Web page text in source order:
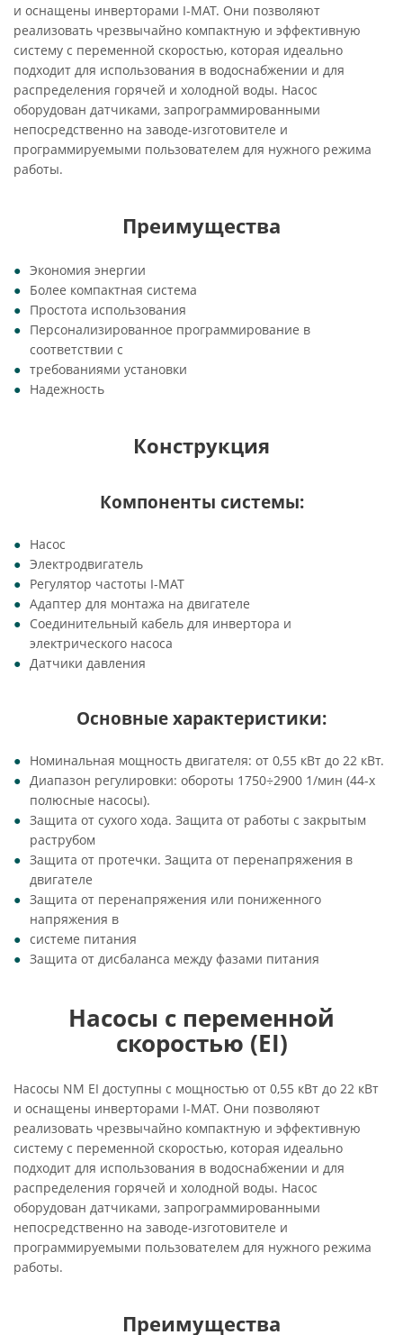
и оснащены инверторами I-MAT. Они позволяют
реализовать чрезвычайно компактную и эффективную
систему с переменной скоростью, которая идеально
подходит для использования в водоснабжении и для
распределения горячей и холодной воды. Насос
оборудован датчиками, запрограммированными
непосредственно на заводе-изготовителе и
программируемыми пользователем для нужного режима
работы.
Преимущества
Экономия энергии
Более компактная система
Простота использования
Персонализированное программирование в
соответствии с
требованиями установки
Надежность
Конструкция
Компоненты системы:
Насос
Электродвигатель
Регулятор частоты I-MAT
Адаптер для монтажа на двигателе
Соединительный кабель для инвертора и
электрического насоса
Датчики давления
Основные характеристики:
Номинальная мощность двигателя: от 0,55 кВт до 22 кВт.
Диапазон регулировки: обороты 1750÷2900 1/мин (44-х
полюсные насосы).
Защита от сухого хода. Защита от работы с закрытым
раструбом
Защита от протечки. Защита от перенапряжения в
двигателе
Защита от перенапряжения или пониженного
напряжения в
системе питания
Защита от дисбаланса между фазами питания
Насосы с переменной
скоростью (EI)
Насосы NM EI доступны с мощностью от 0,55 кВт до 22 кВт
и оснащены инверторами I-MAT. Они позволяют
реализовать чрезвычайно компактную и эффективную
систему с переменной скоростью, которая идеально
подходит для использования в водоснабжении и для
распределения горячей и холодной воды. Насос
оборудован датчиками, запрограммированными
непосредственно на заводе-изготовителе и
программируемыми пользователем для нужного режима
работы.
Преимущества